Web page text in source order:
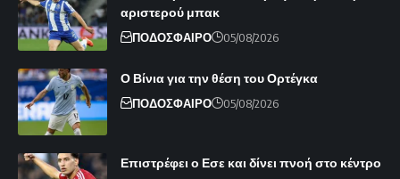
αριστερού μπακ
ΠΟΔΟΣΦΑΙΡΟ 05/08/2026
Ο Βίνια για την θέση του Ορτέγκα
ΠΟΔΟΣΦΑΙΡΟ 05/08/2026
Επιστρέφει ο Εσε και δίνει πνοή στο κέντρο